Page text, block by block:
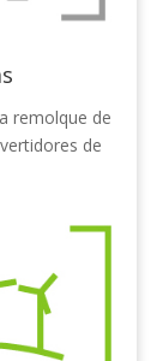
remolque de
de